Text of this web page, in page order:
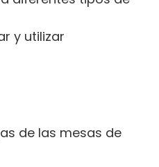
y utilizar
de las mesas de